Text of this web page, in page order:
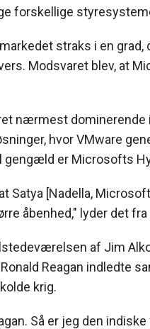
forskellige
straks i en
Modsvaret blev, at
nærmest
hvor VMware
gengæld er Microsofts
Satya [Nadella,
åbenhed," lyder det fra
af Jim
Reagan indledte
krig.
Så er jeg den